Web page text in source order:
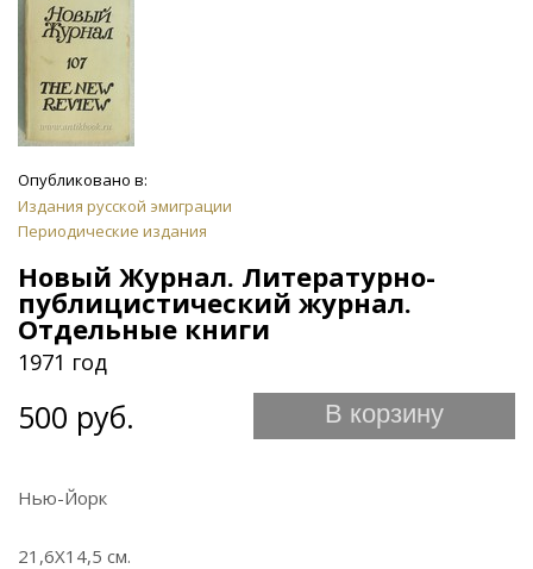
Опубликовано в:
Издания русской эмиграции
Периодические издания
Новый Журнал. Литературно-
публицистический журнал.
Отдельные книги
1971 год
500 руб. В корзину
Нью-Йорк
21,6Х14,5 см.